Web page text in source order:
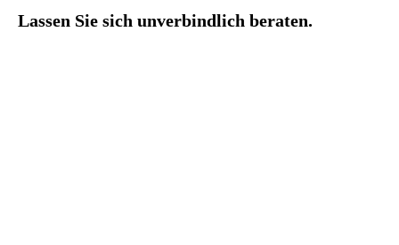
Lassen Sie sich unverbindlich beraten.